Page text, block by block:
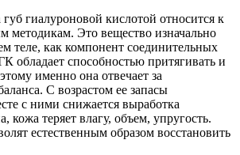
гиалуроновой кислотой относится к
методикам. Это вещество изначально
теле, как компонент соединительных
обладает способностью притягивать и
именно она отвечает за
С возрастом ее запасы
с ними снижается выработка
кожа теряет влагу, объем, упругость.
естественным образом восстановить